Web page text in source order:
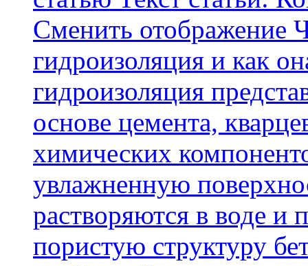
Cменить отображение
гидроизоляция и как
гидроизоляция
основе цемента,
химических
увлажненную
растворяются в воде и
пористую структуру